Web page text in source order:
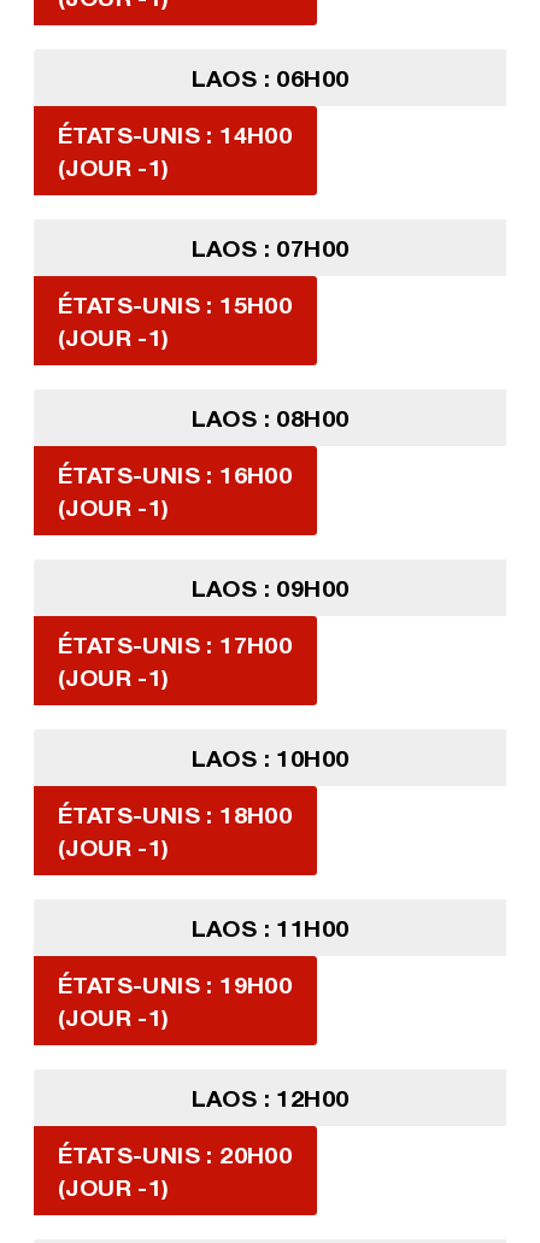
LAOS : 06H00
ÉTATS-UNIS : 14H00
(JOUR -1)
LAOS : 07H00
ÉTATS-UNIS : 15H00
(JOUR -1)
LAOS : 08H00
ÉTATS-UNIS : 16H00
(JOUR -1)
LAOS : 09H00
ÉTATS-UNIS : 17H00
(JOUR -1)
LAOS : 10H00
ÉTATS-UNIS : 18H00
(JOUR -1)
LAOS : 11H00
ÉTATS-UNIS : 19H00
(JOUR -1)
LAOS : 12H00
ÉTATS-UNIS : 20H00
(JOUR -1)